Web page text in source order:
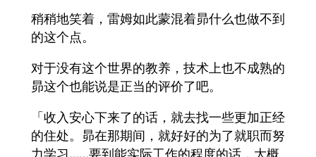
稍稍地笑着，雷姆如此蒙混着昴什么也做不到
的这个点。
对于没有这个世界的教养，技术上也不成熟的
昴这个也能说是正当的评价了吧。
「收入安心下来了的话，就去找一些更加正经
的住处。昴在那期间，就好好的为了就职而努